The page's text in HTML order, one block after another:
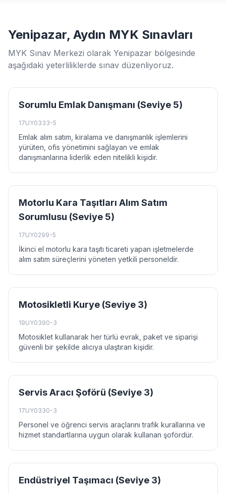
Yenipazar, Aydın MYK Sınavları
MYK Sınav Merkezi olarak Yenipazar bölgesinde
aşağıdaki yeterliliklerde sınav düzenliyoruz.
Sorumlu Emlak Danışmanı (Seviye 5)
17UY0333-5
Emlak alım satım, kiralama ve danışmanlık işlemlerini
yürüten, ofis yönetimini sağlayan ve emlak
danışmanlarına liderlik eden nitelikli kişidir.
Motorlu Kara Taşıtları Alım Satım
Sorumlusu (Seviye 5)
17UY0299-5
İkinci el motorlu kara taşıtı ticareti yapan işletmelerde
alım satım süreçlerini yöneten yetkili personeldir.
Motosikletli Kurye (Seviye 3)
19UY0390-3
Motosiklet kullanarak her türlü evrak, paket ve siparişi
güvenli bir şekilde alıcıya ulaştıran kişidir.
Servis Aracı Şoförü (Seviye 3)
17UY0330-3
Personel ve öğrenci servis araçlarını trafik kurallarına ve
hizmet standartlarına uygun olarak kullanan şofördür.
Endüstriyel Taşımacı (Seviye 3)